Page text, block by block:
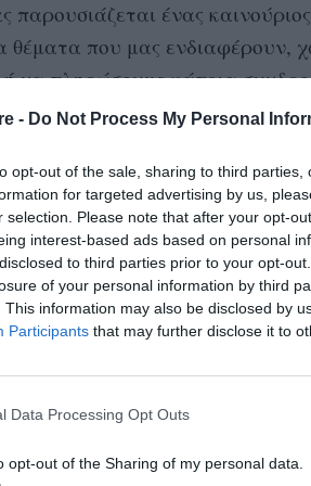
- Do Not Process My Personal
opt-out of the sale, sharing to third
for targeted advertising by us,
selection. Please note that after your opt-
interest-based ads based on personal
to third parties prior to your opt-
of your personal information by third
This information may also be disclosed by
Participants that may further disclose it to
Data Processing Opt Outs
opt-out of the Sharing of my personal data.
ένας
θέματα που μας ενδιαφέρουν,
ή να πληρώσουμε κάποια
προς το παρόν λόγω της
τελείως από τις ζωές
τις γνώσεις σουγύρω
για τις νέες τάσεις και να
της μόδας.